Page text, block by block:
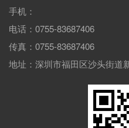
手机：
电话：0755-83687406
传真：0755-83687406
地址：深圳市福田区沙头街道